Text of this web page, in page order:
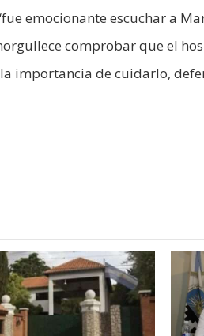
emocionante escuchar a
comprobar que el
importancia de cuidarlo,